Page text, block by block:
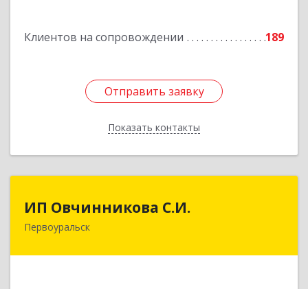
Клиентов на сопровождении 189
Отправить заявку
Показать контакты
Отправить заявку
Назад
ИП Овчинникова С.И.
Первоуральск
623119, Свердловская обл, Первоуральск г,